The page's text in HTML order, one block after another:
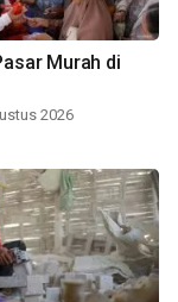
Murah di
2026